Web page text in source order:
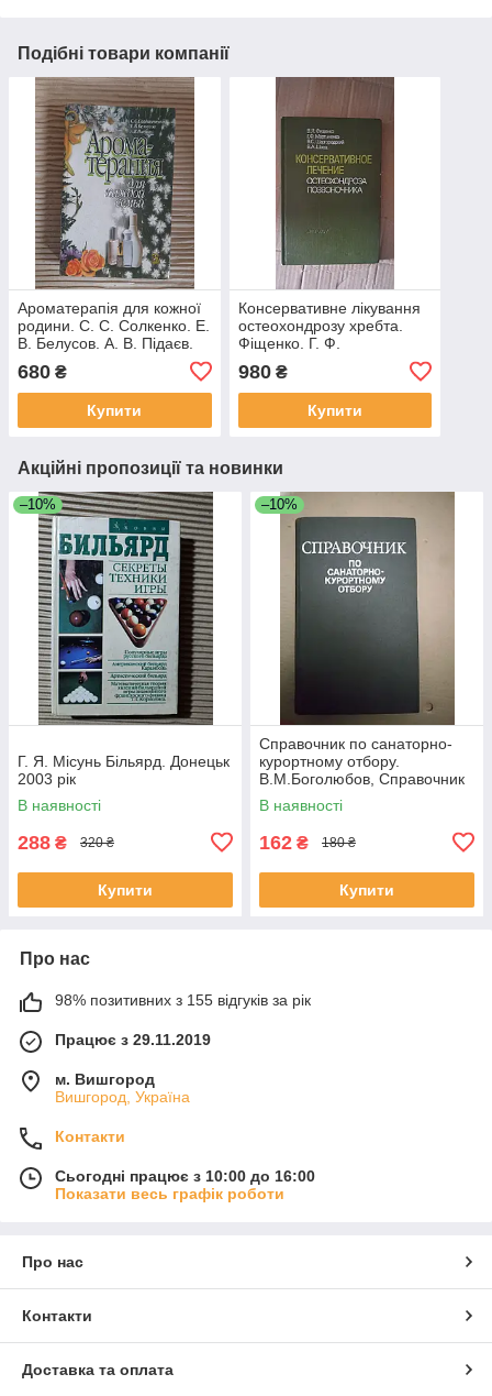
Подібні товари компанії
Ароматерапія для кожної
родини. С. С. Солкенко. Е.
В. Белусов. А. В. Підаєв.
680 ₴
Купити
Консервативне лікування
остеохондрозу хребта.
Фіщенко. Г. Ф.
Шаргородський. В. А.
Швець. Київ 1989 р.
980₴
Купити
Акційні пропозиції та новинки
–10%
Г. Я. Місунь Більярд. Донецьк
2003 рік
В наявності
288 ₴ 320 ₴
Купити
–10%
Справочник по санаторно-
курортному отбору.
В.М.Боголюбов, Справочник
по санаторно-курортному
отбору.
В наявності
162 ₴ 180 ₴
Купити
Про нас
98% позитивних з 155 відгуків за рік
Працює з 29.11.2019
м. Вишгород
Вишгород, Україна
Контакти
Сьогодні працює з 10:00 до 16:00
Показати весь графік роботи
Про нас
Контакти
Доставка та оплата